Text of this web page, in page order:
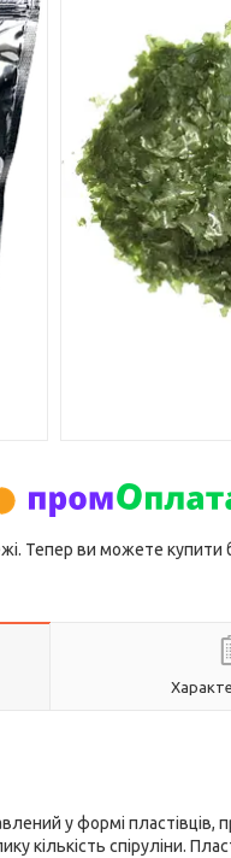
Тепер ви можете
у формі пластівців,
кількість спіруліни.